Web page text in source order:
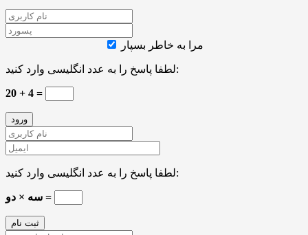
مرا به خاطر بسپار
لطفا پاسخ را به عدد انگلیسی وارد کنید:
20 + 4 =
لطفا پاسخ را به عدد انگلیسی وارد کنید:
سه × دو =